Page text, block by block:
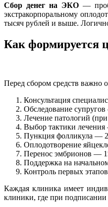
Сбор денег на ЭКО —
экстракорпоральному
тысяч рублей и выше.
Как формируется
Перед сбором средств важно
Консультация
Обследование
Лечение патологий
Выбор тактики
Пункция фолликула —
Оплодотворение
Перенос эмбрионов —
Поддержка на
Контроль первых
Каждая клиника имеет
клиники, где при подписании